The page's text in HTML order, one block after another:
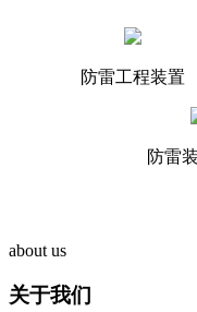
防雷工程装置
防雷
about us
关于我们